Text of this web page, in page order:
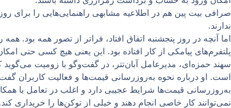
صرافی بیت پین هم در اطلاعیه مشابهی راهنمایی‌هایی را برای
ندارند.
اما آنچه در روز پنجشنبه اتفاق افتاد، فراتر از تصور همه بود.
پلتفرم‌های پیامکی از کار افتاده بود. این یعنی هیچ کسی حتی
سهند حمزه‌ای، مدیرعامل آبان‌تتر، در گفت‌وگو با زومیت
است. او درباره نحوه به‌روزرسانی قیمت‌ها و فعالیت کاربران
به‌روزرسانی قیمت‌ها شرایط عجیبی دارد و اغلب در تعامل با